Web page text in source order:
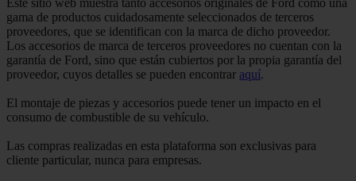
Este sitio web muestra tanto accesorios originales de Ford como una
gama de productos cuidadosamente seleccionados de terceros
proveedores, que se identifican con la marca de dicho proveedor.
Los accesorios de marca de terceros proveedores no cuentan con la
garantía de Ford, sino que están cubiertos por la propia garantía del
proveedor, cuyos detalles se pueden encontrar aquí.
El montaje de piezas y accesorios puede tener un impacto en el
consumo de combustible de su vehículo.
Las compras realizadas en esta plataforma son exclusivas para
cliente particular, nunca para empresas.